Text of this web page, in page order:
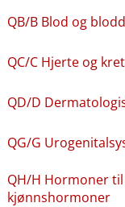
QB​/​B Blod og
QC​/​C Hjerte og
QD​/​D
QG​/​G
QH​/​H Hormoner
kjønnshormoner